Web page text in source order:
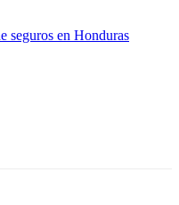
seguros en Honduras